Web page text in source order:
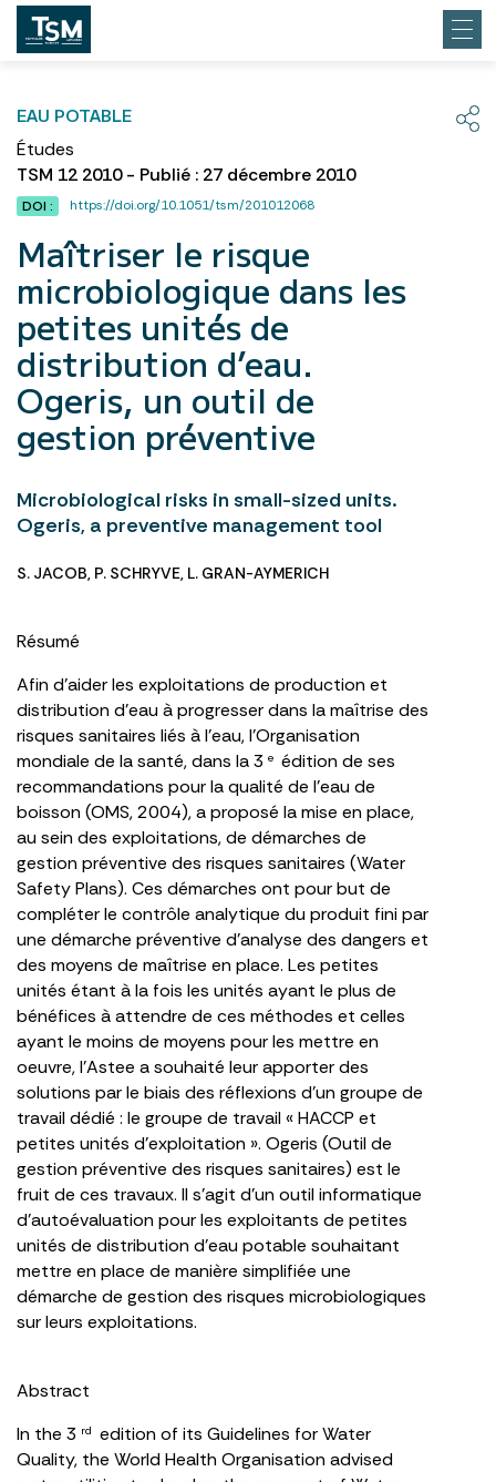
EAU POTABLE
Études
TSM 12 2010 - Publié : 27 décembre 2010
DOI : https://doi.org/10.1051/tsm/201012068
Maîtriser le risque
microbiologique dans les
petites unités de
distribution d’eau.
Ogeris, un outil de
gestion préventive
Microbiological risks in small-sized units.
Ogeris, a preventive management tool
S. JACOB, P. SCHRYVE, L. GRAN-AYMERICH
Résumé
Afin d’aider les exploitations de production et
distribution d’eau à progresser dans la maîtrise des
risques sanitaires liés à l’eau, l’Organisation
mondiale de la santé, dans la 3 e édition de ses
recommandations pour la qualité de l’eau de
boisson (OMS, 2004), a proposé la mise en place,
au sein des exploitations, de démarches de
gestion préventive des risques sanitaires (Water
Safety Plans). Ces démarches ont pour but de
compléter le contrôle analytique du produit fini par
une démarche préventive d’analyse des dangers et
des moyens de maîtrise en place. Les petites
unités étant à la fois les unités ayant le plus de
bénéfices à attendre de ces méthodes et celles
ayant le moins de moyens pour les mettre en
oeuvre, l’Astee a souhaité leur apporter des
solutions par le biais des réflexions d’un groupe de
travail dédié : le groupe de travail « HACCP et
petites unités d’exploitation ». Ogeris (Outil de
gestion préventive des risques sanitaires) est le
fruit de ces travaux. Il s’agit d’un outil informatique
d’autoévaluation pour les exploitants de petites
unités de distribution d’eau potable souhaitant
mettre en place de manière simplifiée une
démarche de gestion des risques microbiologiques
sur leurs exploitations.
Abstract
In the 3 rd
edition of its Guidelines for Water
Quality, the World Health Organisation advised